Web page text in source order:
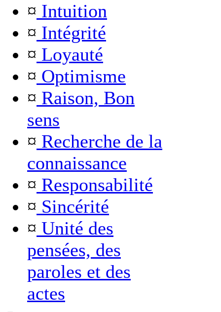
¤ Intuition
¤ Intégrité
¤ Loyauté
¤ Optimisme
¤ Raison, Bon
sens
¤ Recherche de la
connaissance
¤ Responsabilité
¤ Sincérité
¤ Unité des
pensées, des
paroles et des
actes